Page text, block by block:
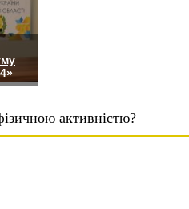
активністю?